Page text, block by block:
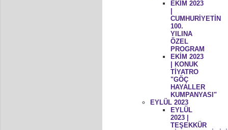
EKİM 2023
CUMHURİYETİN
100.
YILINA
ÖZEL
PROGRAM
EKİM 2023
| KONUK
TİYATRO
"GÖÇ
HAYALLER
KUMPANYASI"
EYLÜL 2023
EYLÜL
2023 |
TEŞEKKÜR